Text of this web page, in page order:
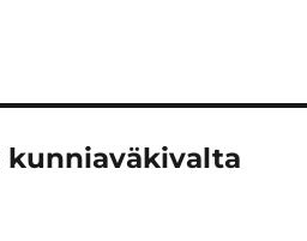
kunniaväkivalta